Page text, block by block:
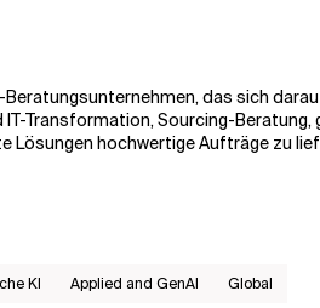
das sich
Transformation, Sourcing-
Lösungen hochwertige Aufträge zu
KI Applied and GenAI Global